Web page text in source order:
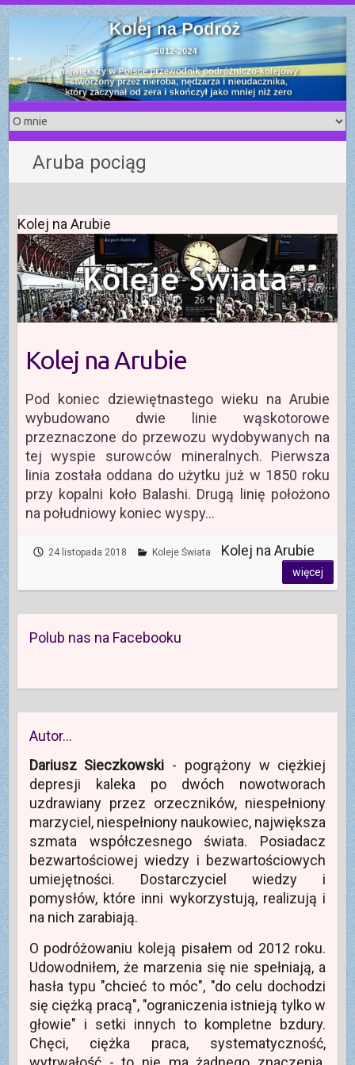
S
k
i
p
t
o
c
o
n
t
e
n
t
Aruba pociąg
Kolej na Arubie
Kolej na Arubie
Pod koniec dziewiętnastego wieku na Arubie
wybudowano dwie linie wąskotorowe
przeznaczone do przewozu wydobywanych na
tej wyspie surowców mineralnych. Pierwsza
linia została oddana do użytku już w 1850 roku
przy kopalni koło Balashi. Drugą linię położono
na południowy koniec wyspy…
24 listopada 2018 Koleje Świata Kolej na Arubie
więcej
Polub nas na Facebooku
Autor…
Dariusz Sieczkowski - pogrążony w ciężkiej
depresji kaleka po dwóch nowotworach
uzdrawiany przez orzeczników, niespełniony
marzyciel, niespełniony naukowiec, największa
szmata współczesnego świata. Posiadacz
bezwartościowej wiedzy i bezwartościowych
umiejętności. Dostarczyciel wiedzy i
pomysłów, które inni wykorzystują, realizują i
na nich zarabiają.
O podróżowaniu koleją pisałem od 2012 roku.
Udowodniłem, że marzenia się nie spełniają, a
hasła typu "chcieć to móc", "do celu dochodzi
się ciężką pracą", "ograniczenia istnieją tylko w
głowie" i setki innych to kompletne bzdury.
Chęci, ciężka praca, systematyczność,